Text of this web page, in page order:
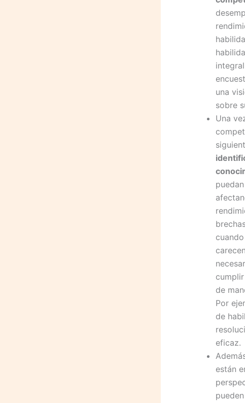
una
sobre
Una
de
Por
de
eficaz.
están